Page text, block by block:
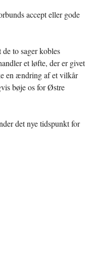
accept eller gode
to sager kobles
et løfte, der er givet
en ændring af et vilkår
bøje os for Østre
det nye tidspunkt for